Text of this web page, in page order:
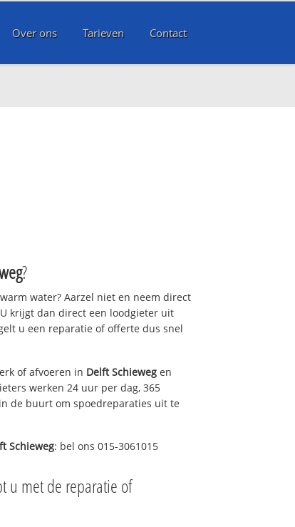
Over ons Tarieven Contact
?
water? Aarzel niet en neem direct
krijgt dan direct een loodgieter uit
u een reparatie of offerte dus snel
of afvoeren in Delft Schieweg en
werken 24 uur per dag, 365
de buurt om spoedreparaties uit te
Schieweg: bel ons 015-3061015
u met de reparatie of